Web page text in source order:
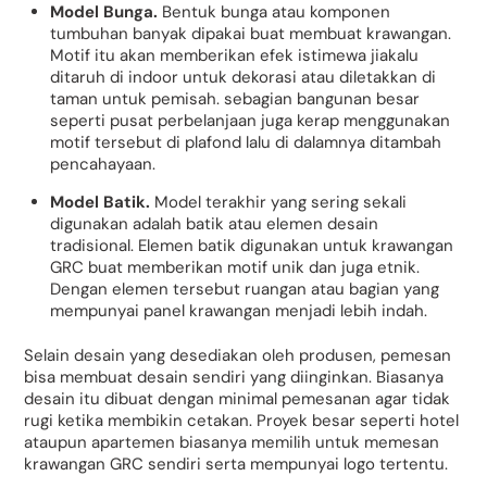
Model Bunga. Bentuk bunga atau komponen
tumbuhan banyak dipakai buat membuat krawangan.
Motif itu akan memberikan efek istimewa jiakalu
ditaruh di indoor untuk dekorasi atau diletakkan di
taman untuk pemisah. sebagian bangunan besar
seperti pusat perbelanjaan juga kerap menggunakan
motif tersebut di plafond lalu di dalamnya ditambah
pencahayaan.
Model Batik. Model terakhir yang sering sekali
digunakan adalah batik atau elemen desain
tradisional. Elemen batik digunakan untuk krawangan
GRC buat memberikan motif unik dan juga etnik.
Dengan elemen tersebut ruangan atau bagian yang
mempunyai panel krawangan menjadi lebih indah.
Selain desain yang desediakan oleh produsen, pemesan
bisa membuat desain sendiri yang diinginkan. Biasanya
desain itu dibuat dengan minimal pemesanan agar tidak
rugi ketika membikin cetakan. Proyek besar seperti hotel
ataupun apartemen biasanya memilih untuk memesan
krawangan GRC sendiri serta mempunyai logo tertentu.